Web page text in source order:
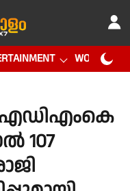
WORLD CUP
107